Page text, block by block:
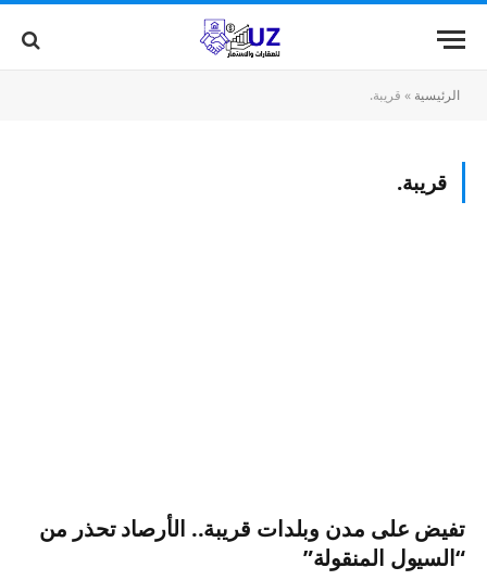
الرئيسية » قريبة.
قريبة.
تفيض على مدن وبلدات قريبة.. الأرصاد تحذر من
“السيول المنقولة”